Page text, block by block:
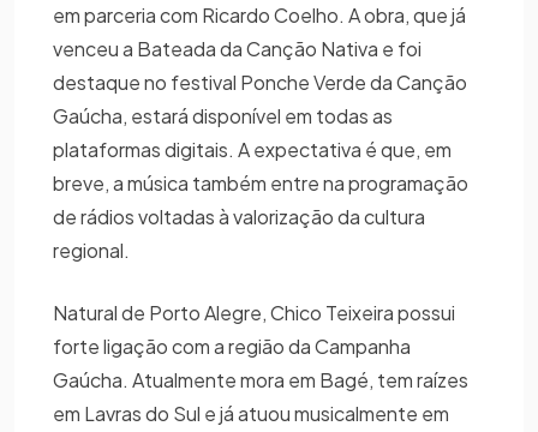
em parceria com Ricardo Coelho. A obra, que já
venceu a Bateada da Canção Nativa e foi
destaque no festival Ponche Verde da Canção
Gaúcha, estará disponível em todas as
plataformas digitais. A expectativa é que, em
breve, a música também entre na programação
de rádios voltadas à valorização da cultura
regional.
Natural de Porto Alegre, Chico Teixeira possui
forte ligação com a região da Campanha
Gaúcha. Atualmente mora em Bagé, tem raízes
em Lavras do Sul e já atuou musicalmente em